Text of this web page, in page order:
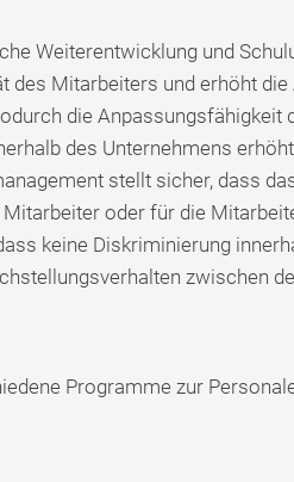
Weiterentwicklung und
des Mitarbeiters und erhöht
die Anpassungsfähigkeit
des Unternehmens
stellt sicher, dass
Mitarbeiter oder für die
keine Diskriminierung
zwischen
Programme zur